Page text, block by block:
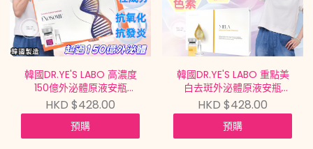
韓國DR.YE'S LABO 高濃度
150億外泌體原液安瓶
EXOSOME BOOSTER
AMPOULE 6ML*10【買滿
$699包郵 | 7/8截單 | 預計
9月中到貨 |
HKD $428.00
預購
韓國DR.YE'S LABO 重點美
白去斑外泌體原液安瓶
MELAZERO PERFECT
AMPOULE 6ML*10【買滿
$699包郵 | 7/8截單 | 預計
9月中到貨 |
HKD $428.00
預購